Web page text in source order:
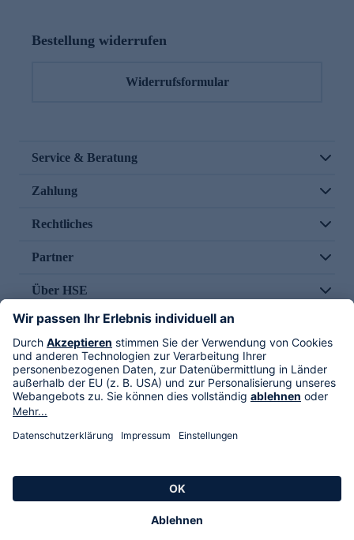
Bestellung widerrufen
Widerrufsformular
Service & Beratung
Zahlung
Rechtliches
Partner
Über HSE
Im TV
HSE International